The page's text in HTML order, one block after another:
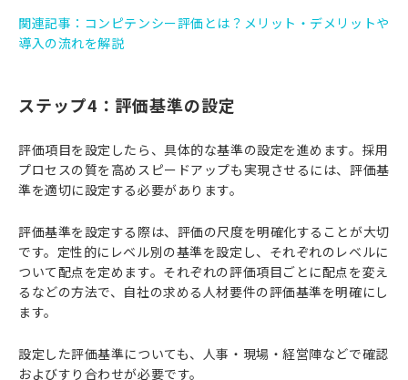
関連記事：コンピテンシー評価とは？メリット・デメリットや
導入の流れを解説
ステップ4：評価基準の設定
評価項目を設定したら、具体的な基準の設定を進めます。採用
プロセスの質を高めスピードアップも実現させるには、評価基
準を適切に設定する必要があります。
評価基準を設定する際は、評価の尺度を明確化することが大切
です。定性的にレベル別の基準を設定し、それぞれのレベルに
ついて配点を定めます。それぞれの評価項目ごとに配点を変え
るなどの方法で、自社の求める人材要件の評価基準を明確にし
ます。
設定した評価基準についても、人事・現場・経営陣などで確認
およびすり合わせが必要です。